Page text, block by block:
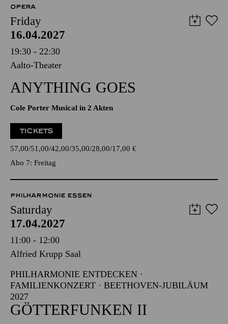
OPERA
Friday
16.04.2027
19:30 - 22:30
Aalto-Theater
ANYTHING GOES
Cole Porter Musical in 2 Akten
TICKETS
57,00 51,00 42,00 35,00 28,00 17,00 €
Abo 7: Freitag
PHILHARMONIE ESSEN
Saturday
17.04.2027
11:00 - 12:00
Alfried Krupp Saal
PHILHARMONIE ENTDECKEN ·
FAMILIENKONZERT · BEETHOVEN-JUBILÄUM
2027
GÖTTERFUNKEN II